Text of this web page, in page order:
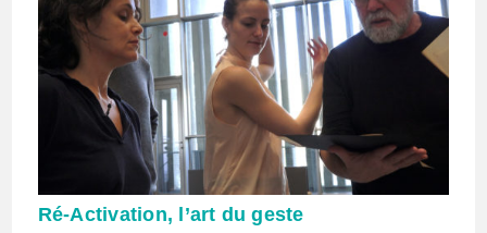
Ré-Activation, l’art du geste